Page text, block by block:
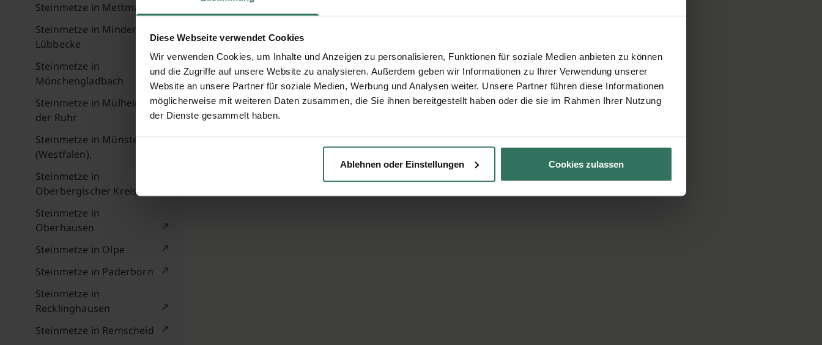
Diese Webseite verwendet Cookies
Wir verwenden Cookies, um Inhalte und Anzeigen zu personalisieren, Funktionen für soziale Medien anbieten zu können
und die Zugriffe auf unsere Website zu analysieren. Außerdem geben wir Informationen zu Ihrer Verwendung unserer
Website an unsere Partner für soziale Medien, Werbung und Analysen weiter. Unsere Partner führen diese Informationen
möglicherweise mit weiteren Daten zusammen, die Sie ihnen bereitgestellt haben oder die sie im Rahmen Ihrer Nutzung
der Dienste gesammelt haben.
Ablehnen oder Einstellungen Cookies zulassen
Steinmetze in Mettmann
Steinmetze in Minden-
Lübbecke
Steinmetze in
Mönchengladbach
Steinmetze in Mülheim an
der Ruhr
Steinmetze in Münster
(Westfalen),
Steinmetze in
Oberbergischer Kreis
Steinmetze in
Oberhausen
Steinmetze in Olpe
Steinmetze in Paderborn
Steinmetze in
Recklinghausen
Steinmetze in Remscheid